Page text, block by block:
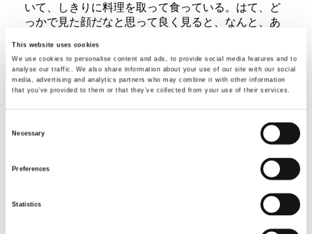
This website uses cookies
We use cookies to personalise content and ads, to provide social media features and to
analyse our traffic. We also share information about your use of our site with our social
media, advertising and analytics partners who may combine it with other information
that you’ve provided to them or that they’ve collected from your use of their services.
Necessary
Preferences
Statistics
いて、しきりに料理を取って食っている。はて、ど
っかで見た顔だなと思って良く見ると、なんと、あ
は、頭取を囲んで日本の一流企業のトップが集まっ
て話し合っているようだが、彼はそれには目もくれ
ず黙々と食べていたと思ったら、知らぬ間に消えて
いなくなっていた。
の天衣無縫の振る舞いに圧倒されてしまって、遂に
その機会を見つけ出せなかった事を、いまでも残念
刻の無駄な時間も容赦しない徹底した合理主義者の
気概が表れていて、まさに「ゴーイング、マイウェ
また何時だったか彼の講演を聞いた事があるが、そ
の語り口は誠にさわやかで、江戸っ子のおじさんが